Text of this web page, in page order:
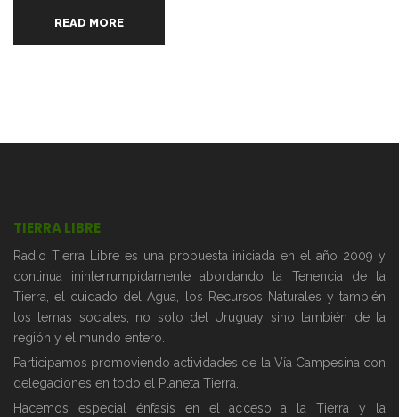
READ MORE
TIERRA LIBRE
Radio Tierra Libre es una propuesta iniciada en el año 2009 y
continúa ininterrumpidamente abordando la Tenencia de la
Tierra, el cuidado del Agua, los Recursos Naturales y también
los temas sociales, no solo del Uruguay sino también de la
región y el mundo entero.
Participamos promoviendo actividades de la Vía Campesina con
delegaciones en todo el Planeta Tierra.
Hacemos especial énfasis en el acceso a la Tierra y la